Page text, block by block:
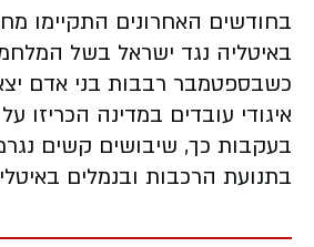
בחודשים האחרונים התקיימו
באיטליה נגד ישראל בשל
כשבספטמבר רבבות בני אדם
איגודי עובדים במדינה הכריזו
בעקבות כך, שיבושים קשים
בתנועת הרכבות ובנמלים